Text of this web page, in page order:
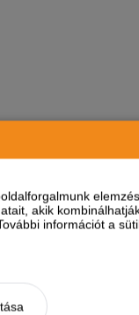
akik
információt a